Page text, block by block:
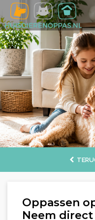
Oppassen
Neem